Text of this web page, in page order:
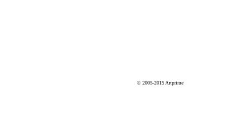
© 2005-2015 Artprime